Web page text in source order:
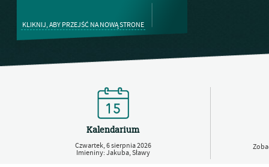
KLIKNIJ, ABY PRZEJŚĆ NA NOWĄ STRONE
Kalendarium
Czwartek,6sierpnia2026
Imieniny: Jakuba, Sławy